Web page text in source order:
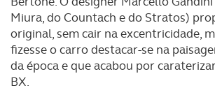
Miura, do Countach e do Stratos)
original, sem cair na excentricidade,
fizesse o carro destacar-se na
da época e que acabou por
BX.